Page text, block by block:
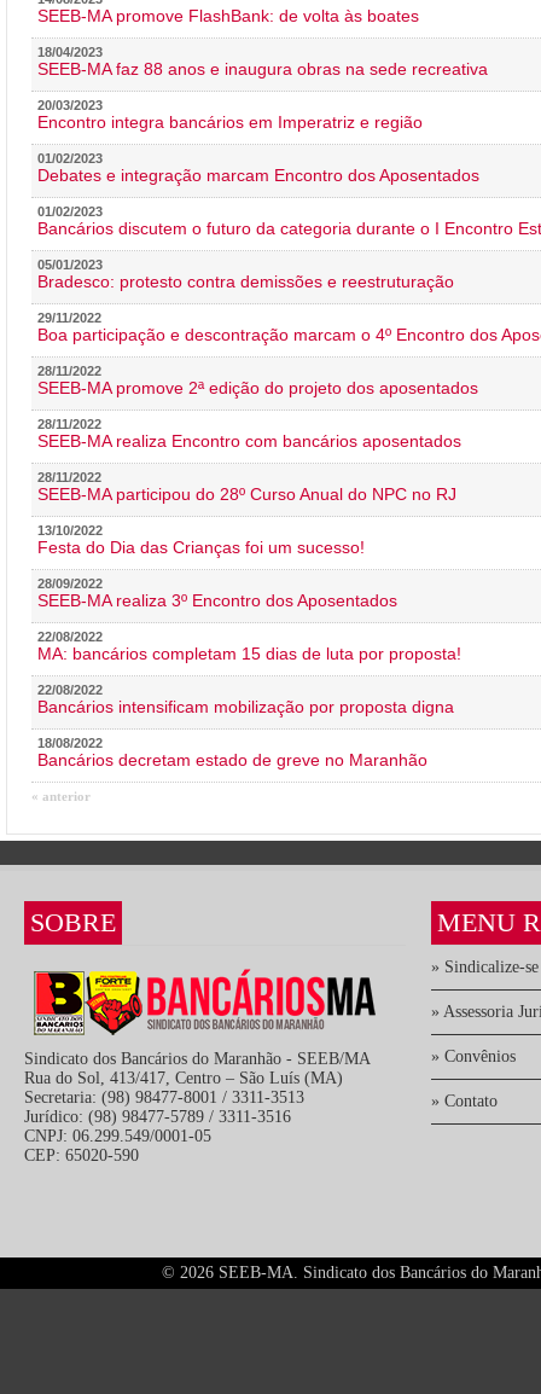
SEEB-MA promove FlashBank: de volta às boates
18/04/2023
SEEB-MA faz 88 anos e inaugura obras na sede recreativa
20/03/2023
Encontro integra bancários em Imperatriz e região
01/02/2023
Debates e integração marcam Encontro dos Aposentados
01/02/2023
Bancários discutem o futuro da categoria durante o I Encontro
05/01/2023
Bradesco: protesto contra demissões e reestruturação
29/11/2022
Boa participação e descontração marcam o 4º Encontro dos
28/11/2022
SEEB-MA promove 2ª edição do projeto dos aposentados
28/11/2022
SEEB-MA realiza Encontro com bancários aposentados
28/11/2022
SEEB-MA participou do 28º Curso Anual do NPC no RJ
13/10/2022
Festa do Dia das Crianças foi um sucesso!
28/09/2022
SEEB-MA realiza 3º Encontro dos Aposentados
22/08/2022
MA: bancários completam 15 dias de luta por proposta!
22/08/2022
Bancários intensificam mobilização por proposta digna
18/08/2022
Bancários decretam estado de greve no Maranhão
« anterior
SOBRE
Sindicato dos Bancários do Maranhão - SEEB/MA
Rua do Sol, 413/417, Centro – São Luís (MA)
Secretaria: (98) 98477-8001 / 3311-3513
Jurídico: (98) 98477-5789 / 3311-3516
CNPJ: 06.299.549/0001-05
CEP: 65020-590
MENU
» Sindicalize-se
» Assessoria
» Convênios
» Contato
© 2026 SEEB-MA. Sindicato dos Bancários do